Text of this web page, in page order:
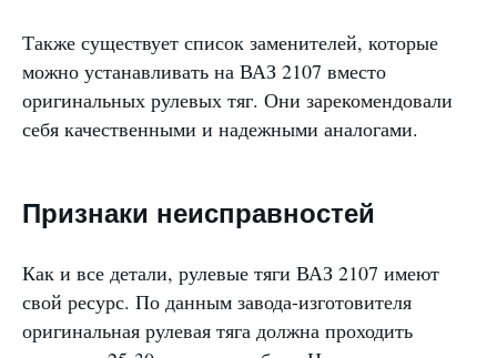
Также существует список заменителей, которые
можно устанавливать на ВАЗ 2107 вместо
оригинальных рулевых тяг. Они зарекомендовали
себя качественными и надежными аналогами.
Признаки неисправностей
Как и все детали, рулевые тяги ВАЗ 2107 имеют
свой ресурс. По данным завода-изготовителя
оригинальная рулевая тяга должна проходить